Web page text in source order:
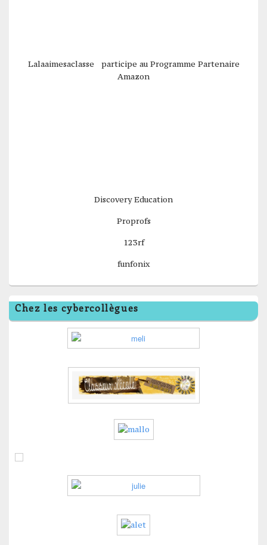
Lalaaimesaclasse participe au Programme Partenaire
Amazon
Discovery Education
Proprofs
123rf
funfonix
Chez les cybercollègues